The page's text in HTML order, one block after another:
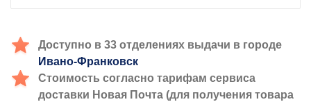
Доступно в 33 отделениях выдачи в городе
Ивано-Франковск
Стоимость согласно тарифам сервиса
доставки Новая Почта (для получения товара